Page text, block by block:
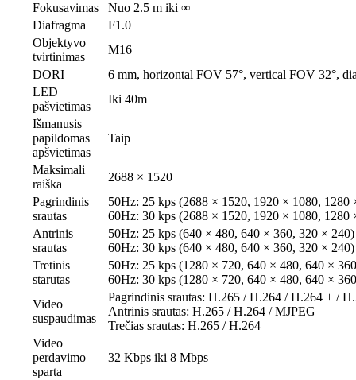
Fokusavimas
Nuo 2.5 m iki ∞
Diafragma
F1.0
Objektyvo
tvirtinimas
M16
DORI
6 mm, horizontal FOV 57°, vertical FOV 32°,
LED
pašvietimas
Iki 40m
Išmanusis
papildomas
apšvietimas
Taip
Maksimali
raiška
2688 × 1520
Pagrindinis
srautas
50Hz: 25 kps (2688 × 1520, 1920 × 1080, 1280
60Hz: 30 kps (2688 × 1520, 1920 × 1080, 1280
Antrinis
srautas
50Hz: 25 kps (640 × 480, 640 × 360, 320 × 240)
60Hz: 30 kps (640 × 480, 640 × 360, 320 × 240)
Tretinis
starutas
50Hz: 25 kps (1280 × 720, 640 × 480, 640 ×
60Hz: 30 kps (1280 × 720, 640 × 480, 640 ×
Video
suspaudimas
Pagrindinis srautas: H.265 / H.264 / H.264 + /
Antrinis srautas: H.265 / H.264 / MJPEG
Trečias srautas: H.265 / H.264
Video
perdavimo
sparta
32 Kbps iki 8 Mbps